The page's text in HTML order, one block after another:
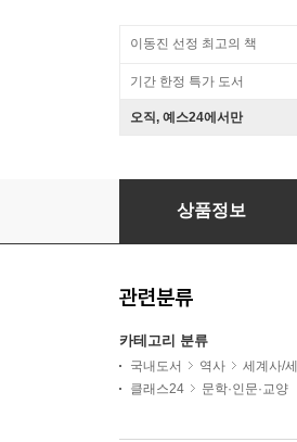
이동진 선정 최고의 책
기간 한정 특가 도서
오직, 예스24에서만
『최소한의 세계사』
상품정보
관련분류
카테고리 분류
국내도서 역사
세계사/
클래스24
문학·인문·교양